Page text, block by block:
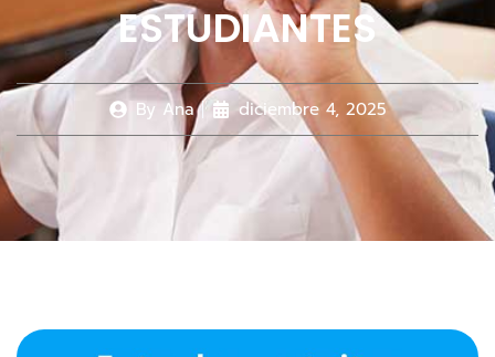
ESTUDIANTES
ByAna diciembre 4, 2025